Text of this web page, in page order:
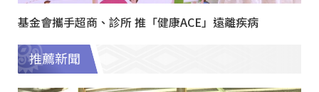
基金會攜手超商、診所 推「健康ACE」遠離疾病
推薦新聞